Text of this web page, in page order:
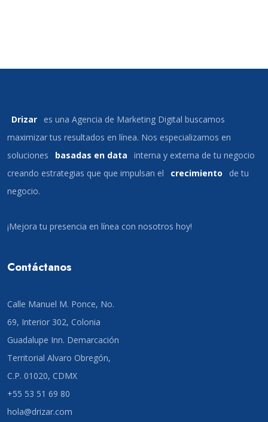
Drizar
es una Agencia de Marketing Digital buscamos
maximizar tus resultados en línea. Nos especializamos en
soluciones
basadas en data
interna y externa de tu negocio
creando estrategias que que impulsan el
crecimiento
de tu
negocio.
¡Mejora tu presencia en línea con nosotros hoy!
Contáctanos
Calle Manuel M. Ponce, No.
69, Interior 302, Colonia
Guadalupe Inn. Demarcación
Territorial Alvaro Obregón,
C.P. 01020, CDMX
+55 53 51 69 80
hola@drizar.com